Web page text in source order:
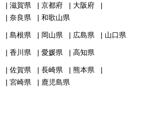
滋賀県 京都府
大阪府
奈良県 和歌山県
島根県 岡山県 広島県 山口県
香川県 愛媛県 高知県
佐賀県 長崎県
熊本県
宮崎県 鹿児島県